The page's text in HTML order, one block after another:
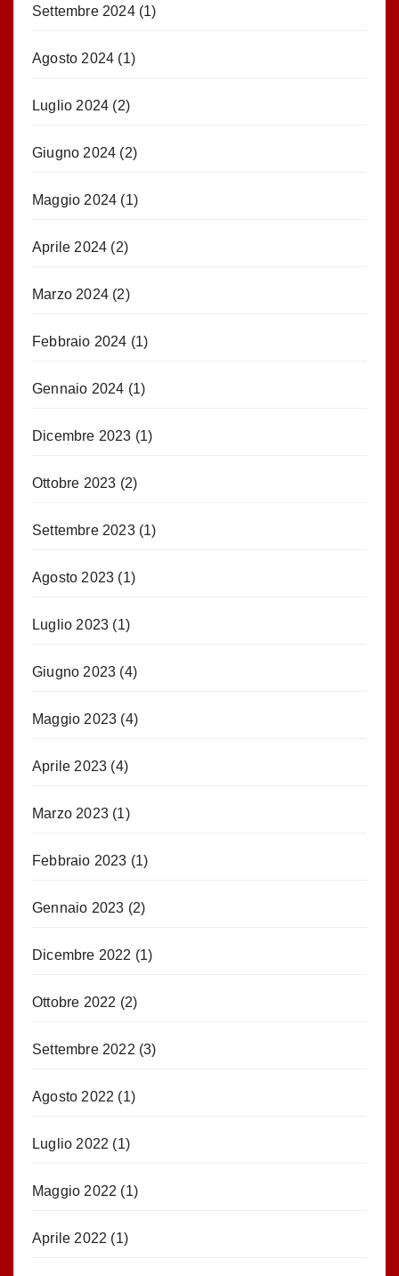
Settembre 2024(1)
Agosto 2024 (1)
Luglio 2024 (2)
Giugno 2024 (2)
Maggio 2024 (1)
Aprile 2024 (2)
Marzo 2024 (2)
Febbraio 2024 (1)
Gennaio 2024 (1)
Dicembre 2023 (1)
Ottobre 2023 (2)
Settembre 2023(1)
Agosto 2023 (1)
Luglio 2023 (1)
Giugno 2023 (4)
Maggio 2023 (4)
Aprile 2023 (4)
Marzo 2023 (1)
Febbraio 2023 (1)
Gennaio 2023 (2)
Dicembre 2022 (1)
Ottobre 2022 (2)
Settembre 2022 (3)
Agosto 2022 (1)
Luglio 2022 (1)
Maggio 2022 (1)
Aprile 2022 (1)